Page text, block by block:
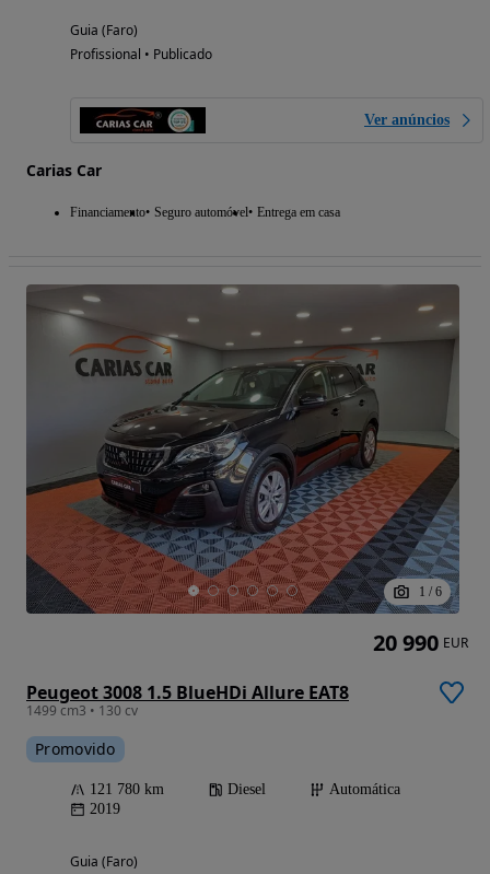
Guia (Faro)
Profissional • Publicado
Ver anúncios
Carias Car
Financiamento Seguro automóvel Entrega em casa
1 / 6
Peugeot 3008 1.5 BlueHDi Allure EAT8
1499 cm3 • 130 cv
Promovido
121 780 km Diesel
Automática
2019
Guia (Faro)
20 990 EUR